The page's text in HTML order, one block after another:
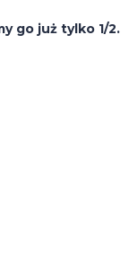
go już tylko 1/2.